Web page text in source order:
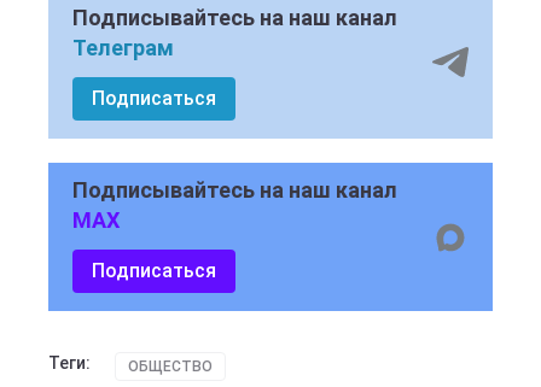
Подписывайтесь на наш канал
Телеграм
Подписаться
Подписывайтесь на наш канал
MAX
Подписаться
Теги: ОБЩЕСТВО